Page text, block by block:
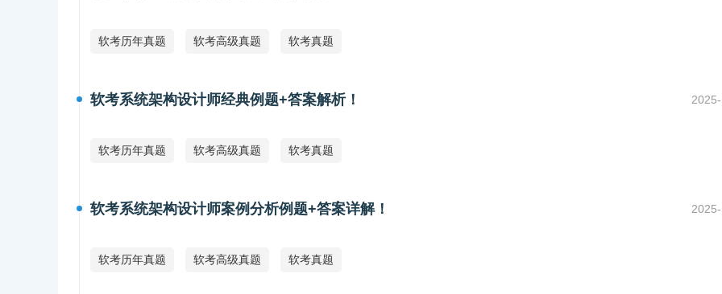
软考历年真题 软考高级真题 软考真题
软考系统架构设计师经典例题+答案解析！
软考历年真题 软考高级真题 软考真题
软考系统架构设计师案例分析例题+答案详解！
软考历年真题 软考高级真题 软考真题